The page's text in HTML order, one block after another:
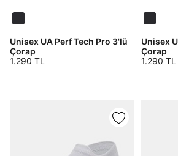
Unisex UA Perf Tech Pro 3'lü
Çorap
1.290 TL
Unisex
Çorap
1.290 TL
E-mail
verilerimin kişiselleştirilmiş
amacıyla işlenmesini kabul ediyorum.
Kimlik, iletişim ve müşteri işlem
internet sitesi altyapı hizmetlerinin